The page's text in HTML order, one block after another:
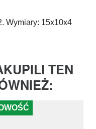
Wymiary: 15x10x4
TEN